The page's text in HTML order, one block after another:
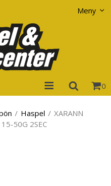
Meny
0
/ Haspel / XARANN
50G 2SEC